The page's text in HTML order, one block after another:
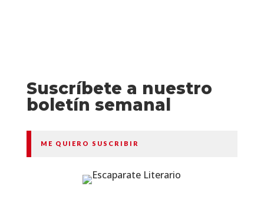
Suscríbete a nuestro
boletín semanal
ME QUIERO SUSCRIBIR